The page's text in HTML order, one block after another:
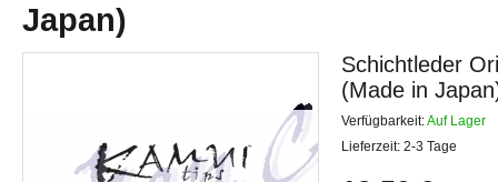
Japan)
Schichtleder
(Made in
Verfügbarkeit:Auf Lager
Lieferzeit: 2-3 Tage